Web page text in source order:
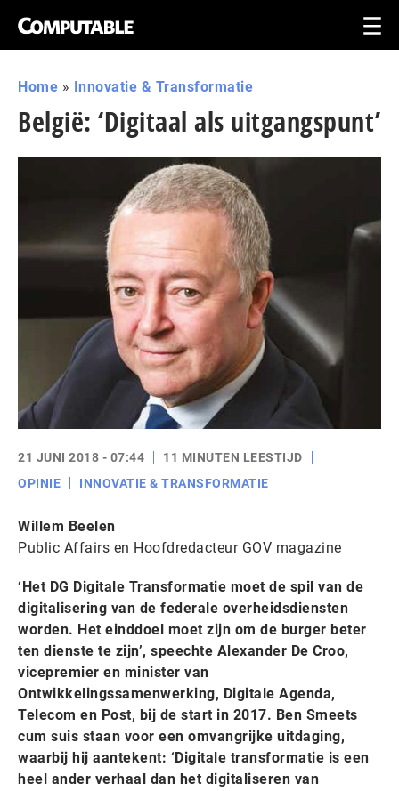
Home » Innovatie & Transformatie
België: ‘Digitaal als uitgangspunt’
21 JUNI 2018 - 07:44
11 MINUTEN LEESTIJD
OPINIE
INNOVATIE & TRANSFORMATIE
Willem Beelen
Public Affairs en Hoofdredacteur GOV magazine
‘Het DG Digitale Transformatie moet de spil van de
digitalisering van de federale overheidsdiensten
worden. Het einddoel moet zijn om de burger beter
ten dienste te zijn’, speechte Alexander De Croo,
vicepremier en minister van
Ontwikkelingssamenwerking, Digitale Agenda,
Telecom en Post, bij de start in 2017. Ben Smeets
cum suis staan voor een omvangrijke uitdaging,
waarbij hij aantekent: ‘Digitale transformatie is een
heel ander verhaal dan het digitaliseren van